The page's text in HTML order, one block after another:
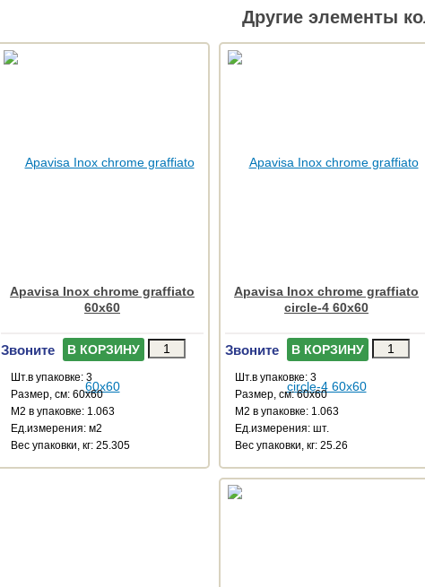
Другие элементы
Apavisa Inox chrome graffiato
60x60
Звоните В КОРЗИНУ
Шт.в упаковке: 3
Размер, см: 60x60
М2 в упаковке: 1.063
Ед.измерения: м2
Веc упаковки, кг: 25.305
Apavisa Inox chrome graffiato
circle-4 60x60
Звоните В КОРЗИНУ
Шт.в упаковке: 3
Размер, см: 60x60
М2 в упаковке: 1.063
Ед.измерения: шт.
Веc упаковки, кг: 25.26